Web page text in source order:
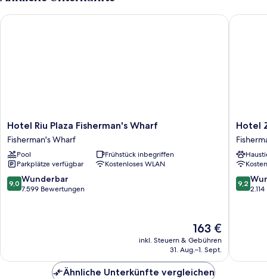
Hotel
Riu
Plaza
Fisherman's
Wharf
Fisherman's
Wharf
Hotel Riu Plaza Fisherman's Wharf
Fisherman's Wharf
Pool
Frühstück inbegriffen
Parkplätze verfügbar
Kostenloses WLAN
9.0
von
9,0 Wunderbar
7.599 Bewertungen
Der
Preis
beträgt
163 €
inkl. Steuern & Gebühren
31. Aug.–1. Sept.
Hotel Riu Plaza Fisherman's Wharf
Hotel
Zoe
Wharf
Wharf
Hotel
9.2
von
9,2
Hotel
Ähnliche Unterkünfte vergleichen